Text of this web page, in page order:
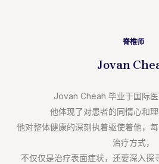
脊椎师
Jovan
Jovan Cheah 毕业于国际医
他体现了对患者的同情心和理
他对整体健康的深刻执着驱使着他，
治疗方式，⁣
不仅仅是治疗表面症状，还要深入探